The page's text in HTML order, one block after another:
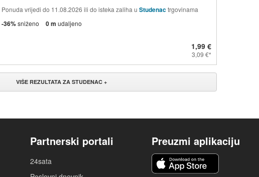
Ponuda vrijedi do 11.08.2026 ili do isteka zaliha u Studenactrgovinama
-36%sniženo 0 m udaljeno
1,99 €
3,09 €
VIŠE REZULTATA ZA STUDENAC +
Partnerski portali
24sata
Preuzmi aplikaciju